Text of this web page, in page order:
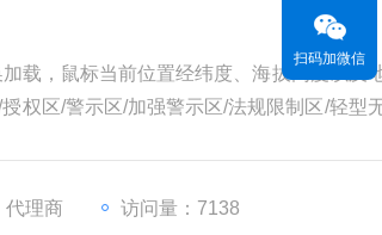
载，鼠标当前位置经纬度、海拔高度以及
权区/警示区/加强警示区/法规限制区/轻型
代理商 访问量：7138
扫码加微信